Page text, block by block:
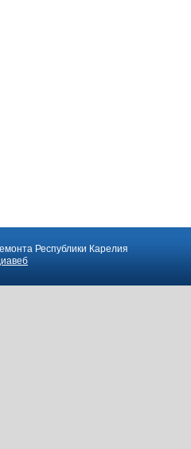
Республики Карелия